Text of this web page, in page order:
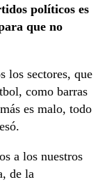
políticos es
que no
los sectores, que
como barras
es malo, todo
a los nuestros
de la